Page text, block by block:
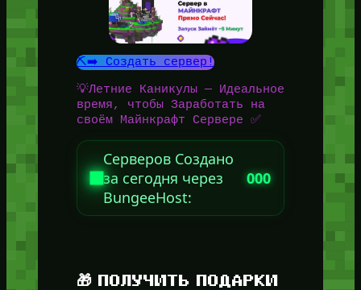
⛏️➡️ Создать сервер!
💡Летние Каникулы — Идеальное
время, чтобы Заработать на
своём Майнкрафт Сервере ✅
Серверов Создано
за сегодня через
BungeeHost:
000
🎁 ПОЛУЧИТЬ ПОДАРКИ